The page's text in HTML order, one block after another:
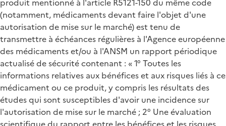
(notamment, médicaments devant faire l'objet d'une
autorisation de mise sur le marché) est tenu de
transmettre à échéances régulières à l'Agence européenne
des médicaments et/ou à l'ANSM un rapport périodique
actualisé de sécurité contenant : « 1° Toutes les
informations relatives aux bénéfices et aux risques liés à ce
médicament ou ce produit, y compris les résultats des
études qui sont susceptibles d'avoir une incidence sur
l'autorisation de mise sur le marché ; 2° Une évaluation